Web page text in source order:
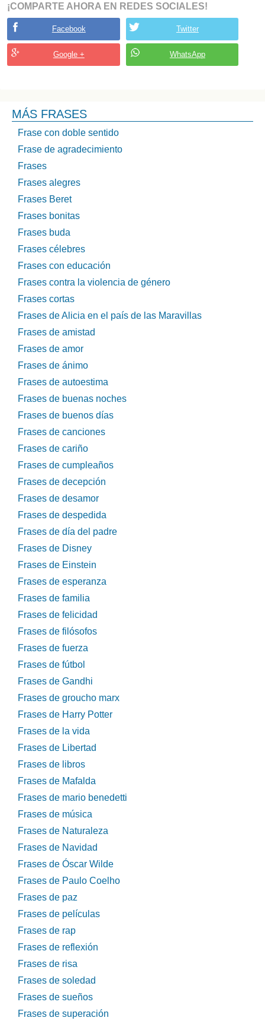
¡COMPARTE AHORA EN REDES SOCIALES!
Facebook Twitter
Google + WhatsApp
MÁS FRASES
Frase con doble sentido
Frase de agradecimiento
Frases
Frases alegres
Frases Beret
Frases bonitas
Frases buda
Frases célebres
Frases con educación
Frases contra la violencia de género
Frases cortas
Frases de Alicia en el país de las Maravillas
Frases de amistad
Frases de amor
Frases de ánimo
Frases de autoestima
Frases de buenas noches
Frases de buenos días
Frases de canciones
Frases de cariño
Frases de cumpleaños
Frases de decepción
Frases de desamor
Frases de despedida
Frases de día del padre
Frases de Disney
Frases de Einstein
Frases de esperanza
Frases de familia
Frases de felicidad
Frases de filósofos
Frases de fuerza
Frases de fútbol
Frases de Gandhi
Frases de groucho marx
Frases de Harry Potter
Frases de la vida
Frases de Libertad
Frases de libros
Frases de Mafalda
Frases de mario benedetti
Frases de música
Frases de Naturaleza
Frases de Navidad
Frases de Óscar Wilde
Frases de Paulo Coelho
Frases de paz
Frases de películas
Frases de rap
Frases de reflexión
Frases de risa
Frases de soledad
Frases de sueños
Frases de superación